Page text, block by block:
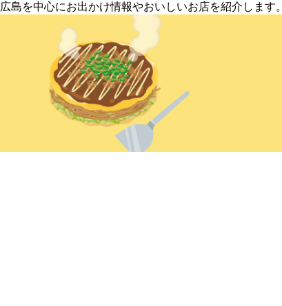
広島を中心にお出かけ情報やおいしいお店を紹介します。